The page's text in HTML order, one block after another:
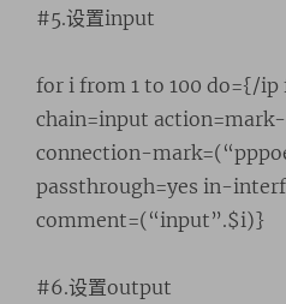
#5.设置input
for i from 1 to 100 do={/
chain=input
connection-
passthrough=yes in-
comment=(“input”.$i)}
#6.设置output